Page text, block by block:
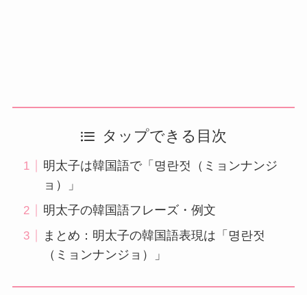
タップできる目次
明太子は韓国語で「명란젓（ミョンナンジ
ョ）」
明太子の韓国語フレーズ・例文
まとめ：明太子の韓国語表現は「명란젓
（ミョンナンジョ）」